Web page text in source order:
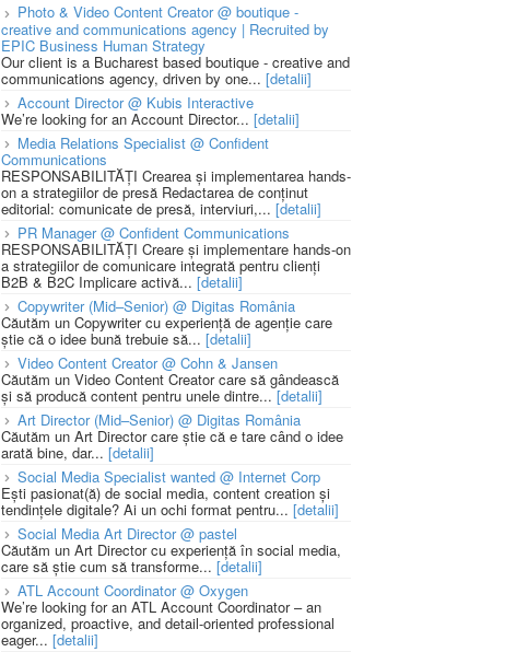
Photo & Video Content Creator @ boutique -
creative and communications agency | Recruited by
EPIC Business Human Strategy
Our client is a Bucharest based boutique - creative and
communications agency, driven by one... [detalii]
Account Director @ Kubis Interactive
We’re looking for an Account Director... [detalii]
Media Relations Specialist @ Confident
Communications
RESPONSABILITĂȚI Crearea și implementarea hands-
on a strategiilor de presă Redactarea de conținut
editorial: comunicate de presă, interviuri,... [detalii]
PR Manager @ Confident Communications
RESPONSABILITĂȚI Creare și implementare hands-on
a strategiilor de comunicare integrată pentru clienți
B2B & B2C Implicare activă... [detalii]
Copywriter (Mid–Senior) @ Digitas România
Căutăm un Copywriter cu experiență de agenție care
știe că o idee bună trebuie să... [detalii]
Video Content Creator @ Cohn & Jansen
Căutăm un Video Content Creator care să gândească
și să producă content pentru unele dintre...[detalii]
Art Director (Mid–Senior) @ Digitas România
Căutăm un Art Director care știe că e tare când o idee
arată bine, dar... [detalii]
Social Media Specialist wanted @ Internet Corp
Ești pasionat(ă) de social media, content creation și
tendințele digitale? Ai un ochi format pentru... [detalii]
Social Media Art Director @ pastel
Căutăm un Art Director cu experiență în social media,
care să știe cum să transforme... [detalii]
ATL Account Coordinator @ Oxygen
We’re looking for an ATL Account Coordinator – an
organized, proactive, and detail-oriented professional
eager... [detalii]